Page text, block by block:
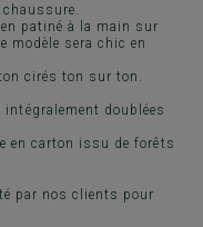
patiné à la main sur
modèle sera chic en
cirés ton sur ton.
intégralement doublées
en carton issu de forêts
par nos clients pour